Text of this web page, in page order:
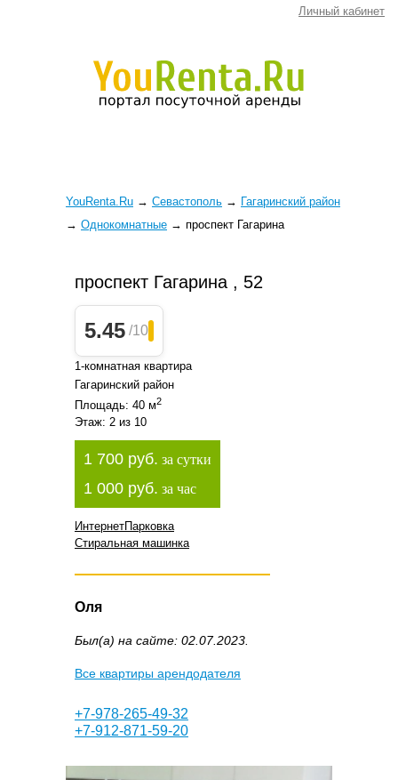
Личный кабинет
YouRenta.Ru → Севастополь → Гагаринский район
→ Однокомнатные → проспект Гагарина
проспект Гагарина , 52
5.45 /10
1-комнатная квартира
Гагаринский район
Площадь: 40 м2
Этаж: 2 из 10
1 700 руб. за сутки
1 000 руб. за час
ИнтернетПарковка
Стиральная машинка
Оля
Был(а) на сайте: 02.07.2023.
Все квартиры арендодателя
+7-978-265-49-32
+7-912-871-59-20